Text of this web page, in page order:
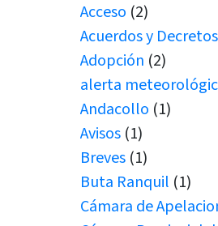
Acceso (2)
Acuerdos y Decretos
Adopción (2)
alerta
Andacollo (1)
Avisos (1)
Breves (1)
Buta Ranquil (1)
Cámara de